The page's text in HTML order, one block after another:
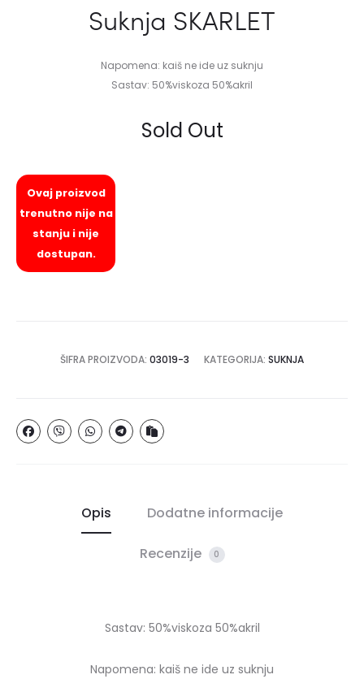
Suknja SKARLET
Napomena: kaiš ne ide uz suknju
Sastav: 50%viskoza 50%akril
Sold Out
Ovaj proizvod
trenutno nije na
stanju i nije
dostupan.
ŠIFRA PROIZVODA: 03019-3 KATEGORIJA: SUKNJA
Opis Dodatne informacije
Recenzije 0
Sastav: 50%viskoza 50%akril
Napomena: kaiš ne ide uz suknju